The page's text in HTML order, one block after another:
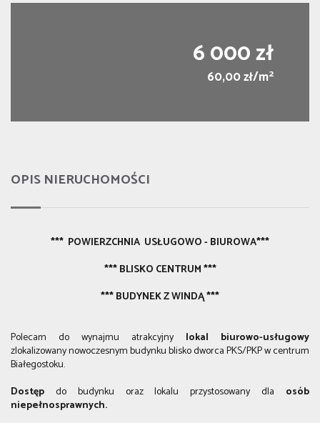
6 000 zł
60,00 zł/m2
OPIS NIERUCHOMOŚCI
*** POWIERZCHNIA USŁUGOWO - BIUROWA***
*** BLISKO CENTRUM ***
*** BUDYNEK Z WINDĄ ***
Polecam do wynajmu atrakcyjny lokal biurowo-usługowy
zlokalizowany nowoczesnym budynku blisko dworca PKS/PKP w centrum
Białegostoku.
Dostęp do budynku oraz lokalu przystosowany dla osób
niepełnosprawnych.